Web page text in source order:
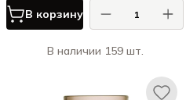
В корзину
В наличии 159 шт.